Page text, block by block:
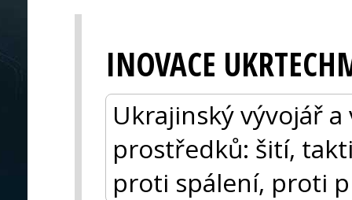
INOVACE
Ukrajinský vývojář
prostředků: šití,
proti spálení, proti